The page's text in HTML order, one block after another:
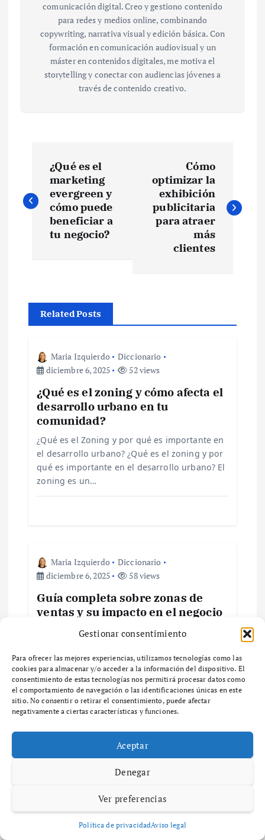
Gestionar consentimiento
Para ofrecer las mejores experiencias, utilizamos tecnologías como las
cookies para almacenar y/o acceder a la información del dispositivo. El
consentimiento de estas tecnologías nos permitirá procesar datos como
el comportamiento de navegación o las identificaciones únicas en este
sitio. No consentir o retirar el consentimiento, puede afectar
negativamente a ciertas características y funciones.
Aceptar
Denegar
Ver preferencias
Política de privacidadAviso legal
comunicación digital. Creo y gestiono contenido
para redes y medios online, combinando
copywriting, narrativa visual y edición básica. Con
formación en comunicación audiovisual y un
máster en contenidos digitales, me motiva el
storytelling y conectar con audiencias jóvenes a
través de contenido creativo.
a
v
a
c
d
a
s
¿Qué es el
marketing
evergreen y
cómo puede
beneficiar a
tu negocio?
Cómo
optimizar la
exhibición
publicitaria
para atraer
más
clientes
Related Posts
Maria Izquierdo
Diccionario
diciembre 6, 2025
52 views
¿Qué es el zoning y cómo afecta el
desarrollo urbano en tu
comunidad?
¿Qué es el Zoning y por qué es importante en
el desarrollo urbano? ¿Qué es el zoning y por
qué es importante en el desarrollo urbano? El
zoning es un…
Maria Izquierdo
Diccionario
diciembre 6, 2025
58 views
Guía completa sobre zonas de
ventas y su impacto en el negocio
¿Qué son las Zonas de Ventas y por qué son
zonas de ventas y por qué son importantes
para tu negocio? Las zonas…
Deja una respuesta
campos obligatorios están marcados con